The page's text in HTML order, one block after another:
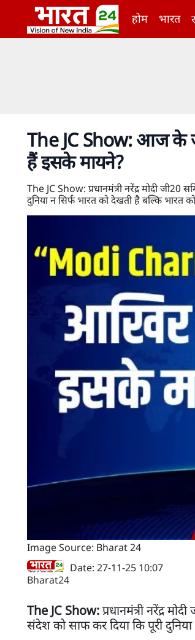
होम भारत
The JC Show: आज के
हैं इसके मायने?
The JC Show: प्रधानमंत्री नरेंद्र मोदी जी20
दुनिया न सिर्फ भारत को देखती है बल्कि
Image Source: Bharat 24
Bharat24
Date: 27-11-25 10:07
The JC Show:प्रधानमंत्री नरेंद्र
संदेश को साफ कर दिया कि पूरी